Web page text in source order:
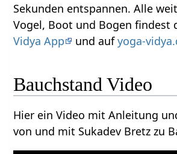
Sekunden entspannen. Alle
Vogel, Boot und Bogen findest
Vidya App
und aufyoga-
Bauchstand Video
Hier ein Video mit Anleitung
von und mit Sukadev Bretz zu